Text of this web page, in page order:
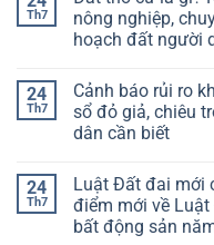
Th7
nông nghiệp,
hoạch đất người
24
Th7
Cảnh báo rủi ro
sổ đỏ giả, chiêu
dân cần biết
24
Th7
Luật Đất đai mới
điểm mới về
bất động sản